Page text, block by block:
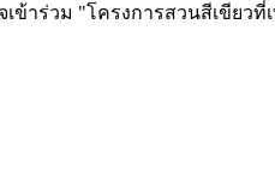
ร่วม "โครงการสวนสีเขียวที่